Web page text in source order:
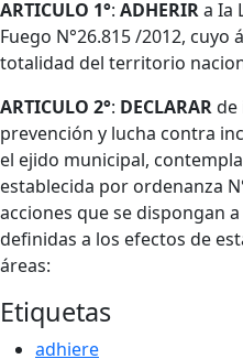
Cuerpo
ARTICULO 1°: ADHERIRa Ia
Fuego N°26.815 /2012,
totalidad del territorio
ARTICULO 2°: DECLARARde
prevención y lucha contra
el ejido municipal,
establecida por ordenanza
acciones que se dispongan
definidas a los efectos de
áreas:
Etiquetas
adhiere